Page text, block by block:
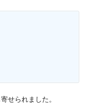
せられました。